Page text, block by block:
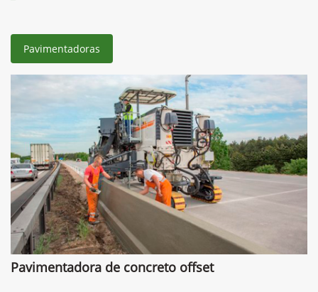
Pavimentadoras
Pavimentadora de concreto offset